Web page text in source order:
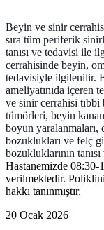
Beyin ve sinir
sıra tüm periferik
tanısı ve tedavisi ile
cerrahisinde beyin,
tedavisiyle ilgilenilir.
ameliyatınıda içeren
ve sinir cerrahisi tıbbi
tümörleri, beyin
boyun yaralanmaları,
bozuklukları ve felç
bozukluklarının
Hastanemizde 08:30-
verilmektedir.
hakkı tanınmıştır.
20 Ocak 2026